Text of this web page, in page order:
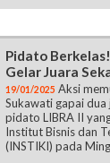
Pidato
Gelar Juara
19/01/2025 Aksi
Sukawati gapai
pidato LIBRA II
Institut Bisnis dan
(INSTIKI) pada